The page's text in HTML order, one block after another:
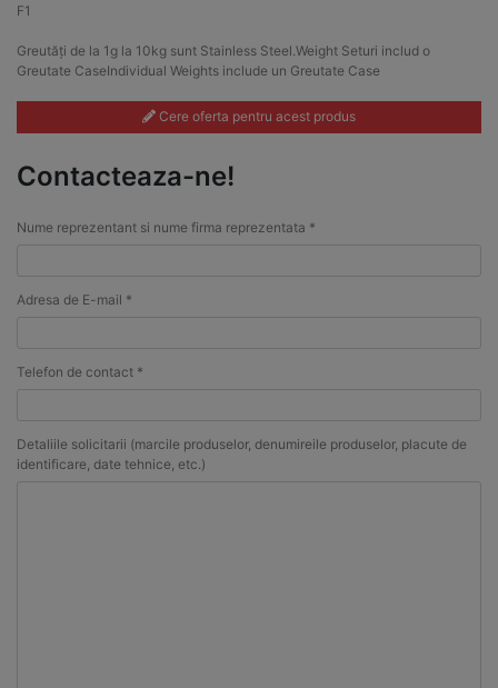
F1
Greutăți de la 1g la 10kg sunt Stainless Steel.Weight Seturi includ o
Greutate CaseIndividual Weights include un Greutate Case
Cere oferta pentru acest produs
Contacteaza-ne!
Nume reprezentant si nume firma reprezentata *
Adresa de E-mail *
Telefon de contact *
Detaliile solicitarii (marcile produselor, denumireile produselor, placute de
identificare, date tehnice, etc.)